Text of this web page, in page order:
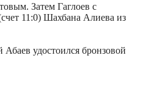
Затем Гаглоев с
11:0) Шахбана Алиева из
удостоился бронзовой